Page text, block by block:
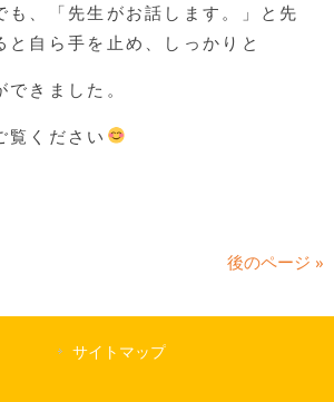
も、「先生がお話します。」と先
と自ら手を止め、しっかりと
きました。
覧ください
後のページ »
サイトマップ